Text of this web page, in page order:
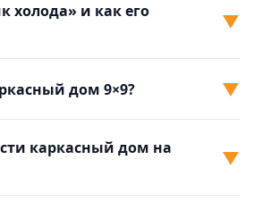
холода» и как его
▼
дом 9×9? ▼
каркасный дом на
▼